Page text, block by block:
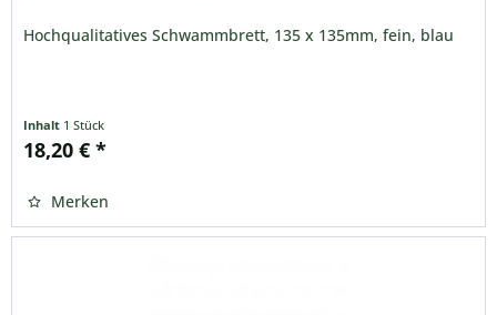
Hochqualitatives Schwammbrett, 135 x 135mm, fein, blau
Inhalt 1 Stück
18,20 € *
Merken